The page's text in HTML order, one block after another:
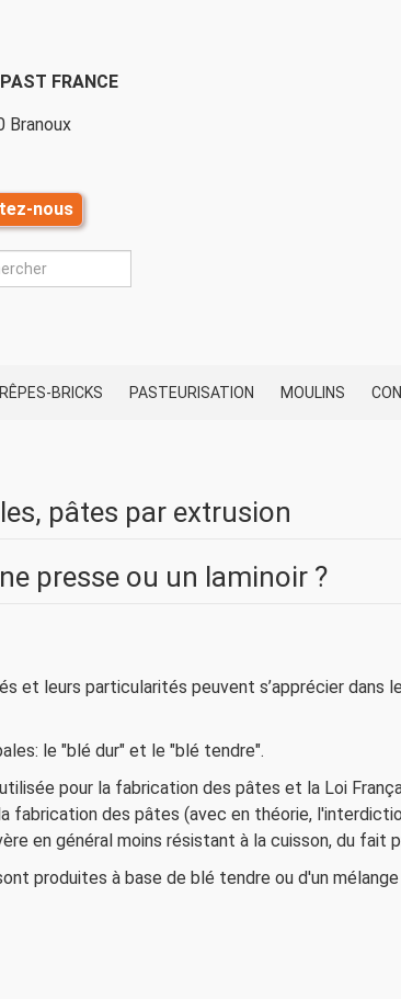
FRANCE
Branoux
nous
BRICKS PASTEURISATION MOULINS
pâtes par extrusion
presse ou un laminoir ?
et leurs particularités peuvent s’apprécier dans
le "blé dur" et le "blé tendre".
pour la fabrication des pâtes et la Loi
fabrication des pâtes (avec en théorie,
en général moins résistant à la cuisson, du fait
produites à base de blé tendre ou d'un
des pâtes ?